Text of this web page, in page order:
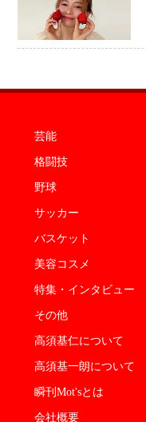
芸能
格闘技
野球
サッカー
バスケット
美容コスメ
特集・インタビュー
その他
高須基仁について
高須基一朗について
瞬刊Mot'sとは
会社概要